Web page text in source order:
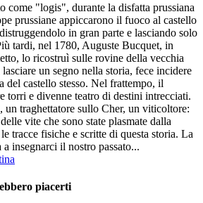
come "logis", durante la disfatta prussiana
prussiane appiccarono il fuoco al castello
in gran parte e lasciando solo
tardi, nel 1780, Auguste Bucquet, in
lo ricostruì sulle rovine della vecchia
un segno nella storia, fece incidere
del castello stesso. Nel frattempo, il
torri e divenne teatro di destini intrecciati.
traghettatore sullo Cher, un viticoltore:
vite che sono state plasmate dalla
tracce fisiche e scritte di questa storia. La
insegnarci il nostro passato...
piacerti